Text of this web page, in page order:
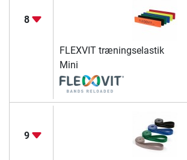
8
FLEXVIT træningselastik
Mini
9